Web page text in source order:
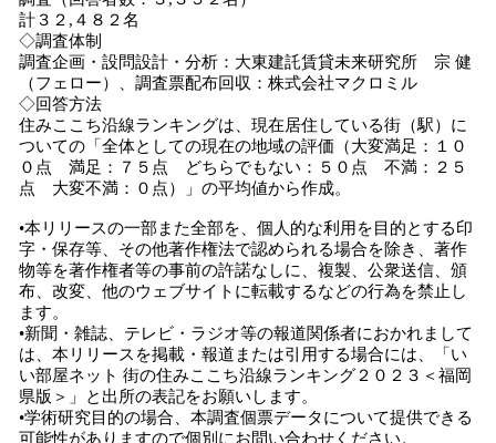
計３２,４８２名
◇調査体制
調査企画・設問設計・分析：大東建託賃貸未来研究所 宗 健
（フェロー）、調査票配布回収：株式会社マクロミル
◇回答方法
住みここち沿線ランキングは、現在居住している街（駅）に
ついての「全体としての現在の地域の評価（大変満足：１０
０点 満足：７５点 どちらでもない：５０点 不満：２５
点 大変不満：０点）」の平均値から作成。
•本リリースの一部また全部を、個人的な利用を目的とする印
字・保存等、その他著作権法で認められる場合を除き、著作
物等を著作権者等の事前の許諾なしに、複製、公衆送信、頒
布、改変、他のウェブサイトに転載するなどの行為を禁止し
ます。
•新聞・雑誌、テレビ・ラジオ等の報道関係者におかれまして
は、本リリースを掲載・報道または引用する場合には、「い
い部屋ネット 街の住みここち沿線ランキング２０２３＜福岡
県版＞」と出所の表記をお願いします。
•学術研究目的の場合、本調査個票データについて提供できる
可能性がありますので個別にお問い合わせください。